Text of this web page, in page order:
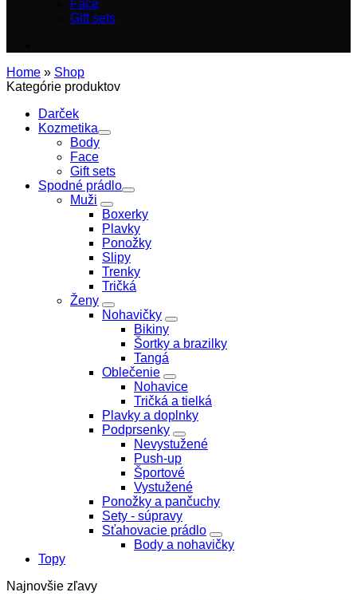
Face
Gift sets
Home » Shop
Kategórie produktov
Darček
Kozmetika
Body
Face
Gift sets
Spodné prádlo
Muži
Boxerky
Plavky
Ponožky
Slipy
Trenky
Tričká
Ženy
Nohavičky
Bikiny
Šortky a brazilky
Tangá
Oblečenie
Nohavice
Tričká a tielká
Plavky a doplnky
Podprsenky
Nevystužené
Push-up
Športové
Vystužené
Ponožky a pančuchy
Sety - súpravy
Sťahovacie prádlo
Body a nohavičky
Topy
Najnovšie zľavy